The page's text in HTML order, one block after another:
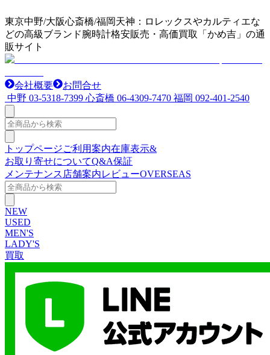
東京中野/大阪心斎橋/福岡天神：ロレックスやカルティエな
どの高級ブランド腕時計格安販売・高価買取「かめ吉」の通
販サイト
会社概要
お問合せ
中野 03-5318-7399 心斎橋 06-4309-7470 福岡 092-401-2540
トップページご利用案内在庫表示&
お取り寄せについてQ&A保証
メンテナンス 店舗案内レビューOVERSEAS
NEW
USED
MEN'S
LADY'S
買取